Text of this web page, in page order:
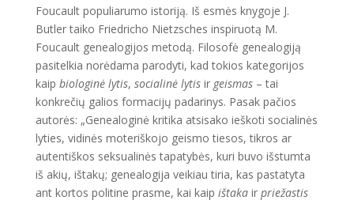
Foucault populiarumo istoriją. Iš esmės knygoje J.
Butler taiko Friedricho Nietzsches inspiruotą M.
Foucault genealogijos metodą. Filosofė genealogiją
pasitelkia norėdama parodyti, kad tokios kategorijos
kaip biologinė lytis, socialinė lytis ir geismas– tai
konkrečių galios formacijų padarinys. Pasak pačios
autorės: „Genealoginė kritika atsisako ieškoti socialinės
lyties, vidinės moteriškojo geismo tiesos, tikros ar
autentiškos seksualinės tapatybės, kuri buvo išstumta
iš akių, ištakų; genealogija veikiau tiria, kas pastatyta
ant kortos politine prasme, kai kaip ištakair priežastis